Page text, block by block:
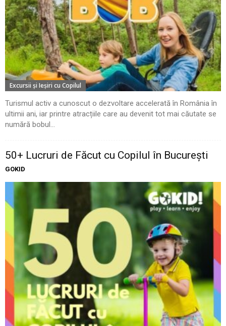
Excursii şi Ieşiri cu Copilul
Turismul activ a cunoscut o dezvoltare accelerată în România în
ultimii ani, iar printre atracțiile care au devenit tot mai căutate se
numără bobul...
50+ Lucruri de Făcut cu Copilul în București
GOKID